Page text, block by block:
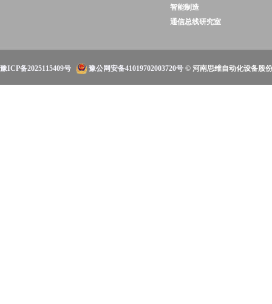
智能制造
通信总线研究室
豫ICP备2025115409号 豫公网安备41019702003720号 © 河南思维自动化设备股